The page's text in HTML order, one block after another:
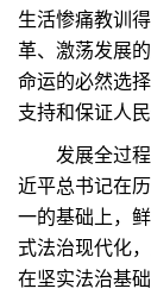
生活惨痛教训
革、激荡发展
命运的必然选
支持和保证人
发展全过程
近平总书记在
一的基础上，
式法治现代化
在坚实法治基